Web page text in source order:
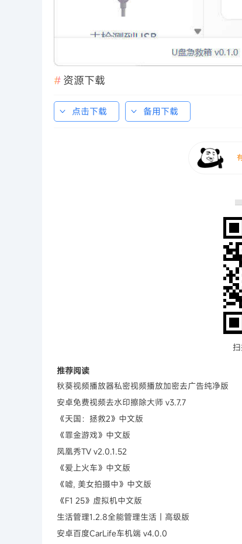
资源下载
点击下载 备用下载
推荐阅读
秋葵视频播放器私密视频播放加密去广告纯净版
安卓免费视频去水印擦除大师 v3.7.7
《天国：拯救2》中文版
《罪金游戏》中文版
凤凰秀TV v2.0.1.52
《爱上火车》中文版
《嘘, 美女拍摄中》中文版
《F1 25》虚拟机中文版
生活管理1.2.8全能管理生活｜高级版
安卓百度CarLife车机端 v4.0.0